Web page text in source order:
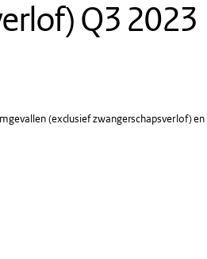
Q3 2023
(exclusief zwangerschapsverlof)